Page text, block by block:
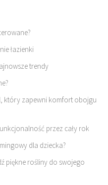
łazienki
trendy
który zapewni komfort obojgu
przez cały rok
dla dziecka?
piękne rośliny do swojego